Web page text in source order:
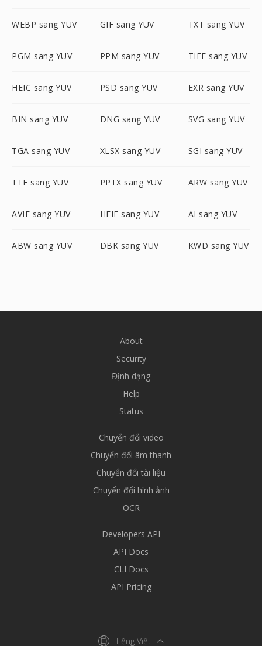
WEBP sang YUV GIF sang YUV TXT sang YUV
PGM sang YUV PPM sang YUV TIFF sang YUV
HEIC sang YUV PSD sang YUV EXR sang YUV
BIN sang YUV DNG sang YUV SVG sang YUV
TGA sang YUV XLSX sang YUV SGI sang YUV
TTF sang YUV PPTX sang YUV ARW sang YUV
AVIF sang YUV HEIF sang YUV AI sang YUV
ABW sang YUV DBK sang YUV KWD sang YUV
About
Security
Định dạng
Help
Status
Chuyển đổi video
Chuyển đổi âm thanh
Chuyển đổi tài liệu
Chuyển đổi hình ảnh
OCR
Developers API
API Docs
CLI Docs
API Pricing
Tiếng Việt